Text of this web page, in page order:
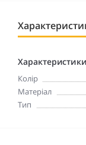
Характеристики
Колір
Матеріал
Тип